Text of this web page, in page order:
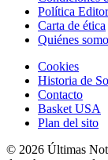
Política
Carta de ética
Quiénes
Cookies
Historia de
Contacto
Basket USA
Plan del sito
© 2026 Últimas